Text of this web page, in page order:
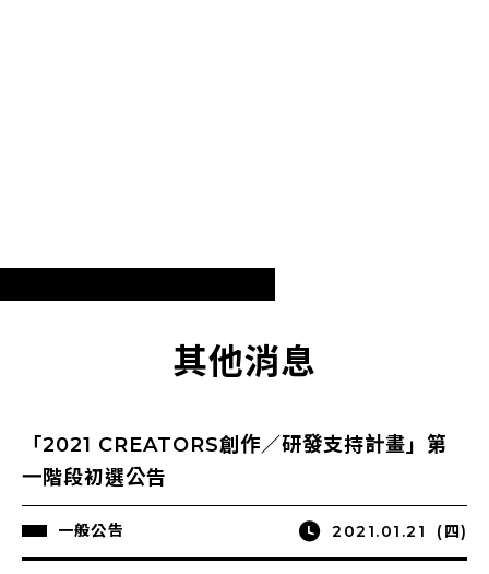
其他消息
「2021 CREATORS創作／研發支持計畫」第
一階段初選公告
一般公告 2021.01.21 (四)